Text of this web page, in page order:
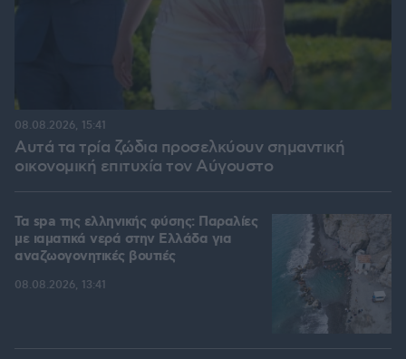
Αυτά τα τρία ζώδια προσελκύουν σημαντική
οικονομική επιτυχία τον Αύγουστο
08.08.2026, 15:41
Τα spa της ελληνικής φύσης: Παραλίες
με ιαματικά νερά στην Ελλάδα για
αναζωογονητικές βουτιές
08.08.2026, 13:41